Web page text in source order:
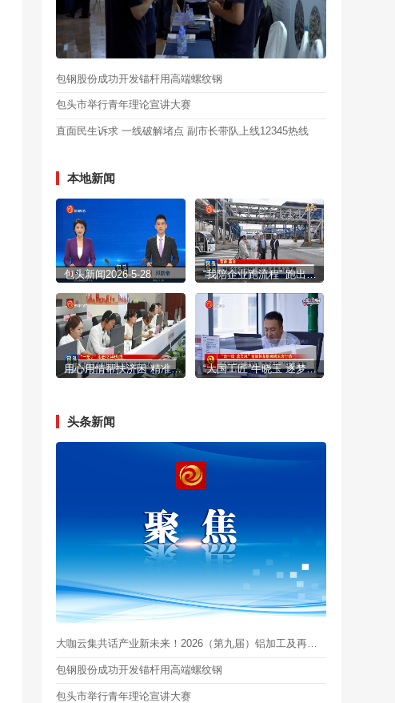
包钢股份成功开发锚杆用高端螺纹钢
包头市举行青年理论宣讲大赛
直面民生诉求 一线破解堵点 副市长带队上线12345热线
本地新闻
包头新闻2026-5-28 “我陪企业跑流程” 跑出政务服务加速度
用心用情帮扶济困 精准发力温暖民心 “大国工匠”牛晓玉 逐梦光伏 “硅”在坚持
头条新闻
大咖云集共话产业新未来！2026（第九届）铝加工及再生铝技术论坛在包头启幕
包钢股份成功开发锚杆用高端螺纹钢
包头市举行青年理论宣讲大赛